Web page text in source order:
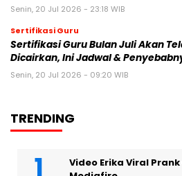
Senin, 20 Jul 2026 - 23:18 WIB
Sertifikasi Guru
Sertifikasi Guru Bulan Juli Akan
Dicairkan, Ini Jadwal &
Senin, 20 Jul 2026 - 09:20 WIB
TRENDING
Video Erika Viral